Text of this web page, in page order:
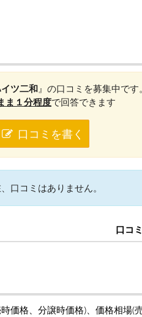
ツ二和』の口コミを募集中です。
ま１分程度で回答できます
口コミを書く
口コミはありません。
口コ
価格、分譲時価格)、価格相場(